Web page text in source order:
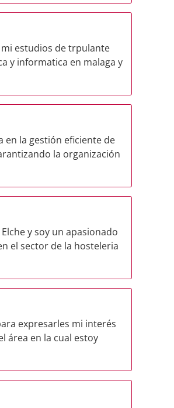
mi estudios de trpulante
y informatica en malaga y
en la gestión eficiente de
la organización
y soy un apasionado
el sector de la hosteleria
expresarles mi interés
área en la cual estoy